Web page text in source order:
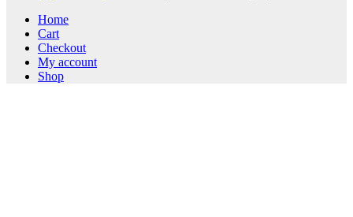
Home
Cart
Checkout
My account
Shop